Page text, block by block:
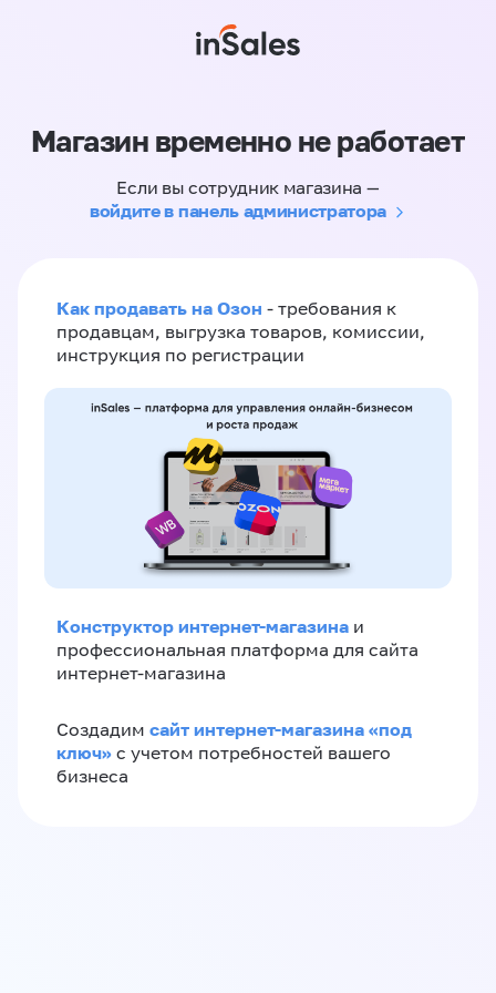
Магазин временно не работает
Если вы сотрудник магазина —
войдите в панель администратора
Как продавать на Озон - требования к
продавцам, выгрузка товаров, комиссии,
инструкция по регистрации
Конструктор интернет-магазина и
профессиональная платформа для сайта
интернет-магазина
Создадим сайт интернет-магазина «под
ключ» с учетом потребностей вашего
бизнеса